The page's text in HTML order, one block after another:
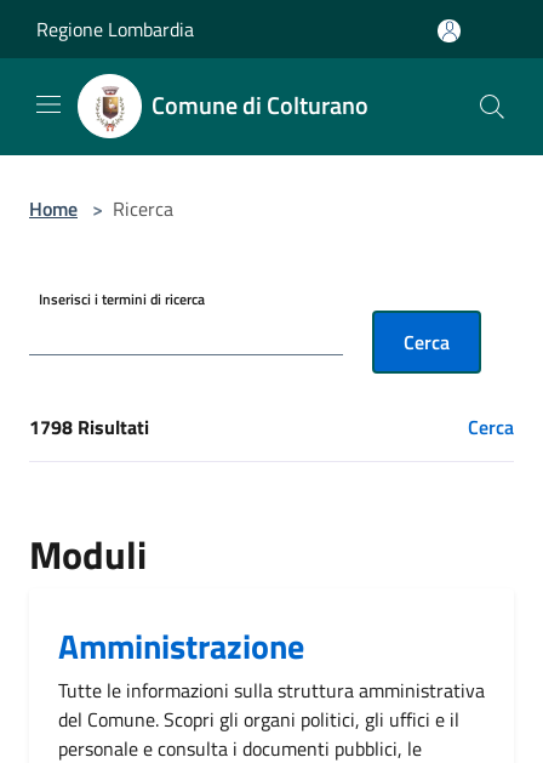
Regione Lombardia
Comune di Colturano
Home > Ricerca
Inserisci i termini di ricerca
Cerca
[results] Risultati
1798 Risultati Cerca
Moduli
Amministrazione
Tutte le informazioni sulla struttura amministrativa
del Comune. Scopri gli organi politici, gli uffici e il
personale e consulta i documenti pubblici, le